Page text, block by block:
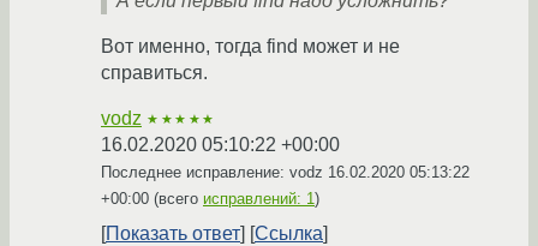
Вот именно, тогда find может и не
справиться.
vodz ★★★★★
16.02.2020 05:10:22 +00:00
Последнее исправление: vodz 16.02.2020 05:13:22
+00:00 (всего исправлений: 1)
Показать ответ Ссылка